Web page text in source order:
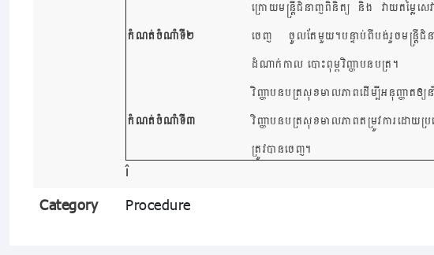
កំណត់ចំណាំទី២
ក្រោយមន្រ្តីជំនាញពិនិត្យ និង វាយតម្លៃសេ
ចេញ ចូលតែមួយ។បន្ទាប់ពីបង់រួចមន្ត្រីជំ
ដំណាក់កាល​ បោះពុម្ពវិញ្ញាបនបត្រ។
កំណត់ចំណាំទី៣
វិញ្ញាបនបត្រសុខមាលភាពដើម្បីអនុញ្ញាតឲ្
វិញ្ញាបនបត្រសុខមាលភាពតម្រូវការដោយប្
ត្រូវបានចេញ។
Category Procedure